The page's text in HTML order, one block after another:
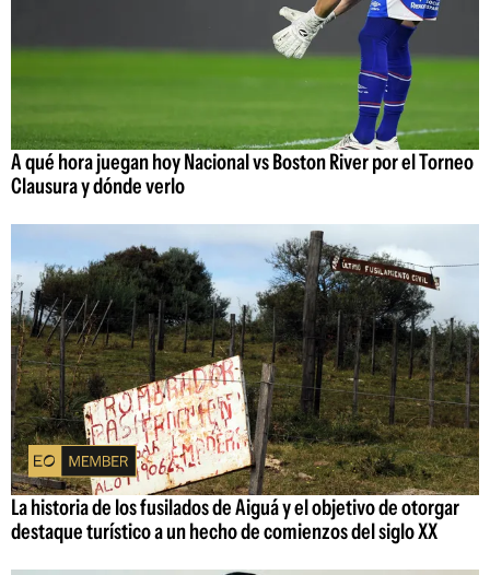
A qué hora juegan hoy Nacional vs Boston River por el Torneo
Clausura y dónde verlo
La historia de los fusilados de Aiguá y el objetivo de otorgar
destaque turístico a un hecho de comienzos del siglo XX